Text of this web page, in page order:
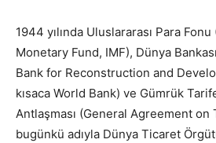
1944 yılında Uluslararası Para
Monetary Fund, IMF), Dünya
Bank for Reconstruction and
kısaca World Bank) ve Gümrük
Antlaşması (General Agreement on
bugünkü adıyla Dünya Ticaret